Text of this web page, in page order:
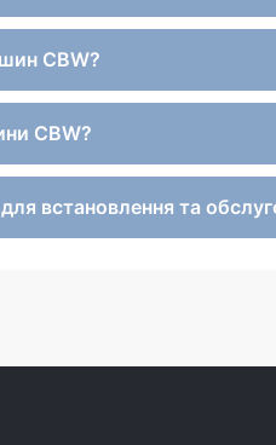
CBW?
CBW?
встановлення та